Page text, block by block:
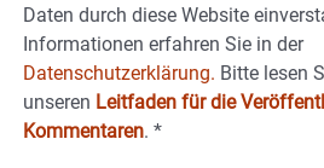
Daten durch diese Website
Informationen erfahren Sie in der
Datenschutzerklärung. Bitte lesen
unseren Leitfaden für die
Kommentaren. *